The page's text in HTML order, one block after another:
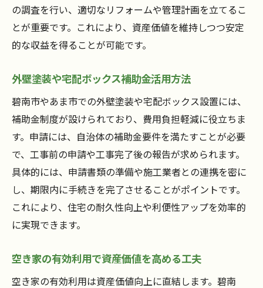
の調査を行い、適切なリフォームや管理計画を立てるこ
とが重要です。これにより、資産価値を維持しつつ安定
的な収益を得ることが可能です。
外壁塗装や宅配ボックス補助金活用方法
碧南市やあま市での外壁塗装や宅配ボックス設置には、
補助金制度が設けられており、費用負担軽減に役立ちま
す。申請には、自治体の補助金要件を満たすことが必要
で、工事前の申請や工事完了後の報告が求められます。
具体的には、申請書類の準備や施工業者との連携を密に
し、期限内に手続きを完了させることがポイントです。
これにより、住宅の耐久性向上や利便性アップを効率的
に実現できます。
空き家の有効利用で資産価値を高める工夫
空き家の有効利用は資産価値向上に直結します。碧南